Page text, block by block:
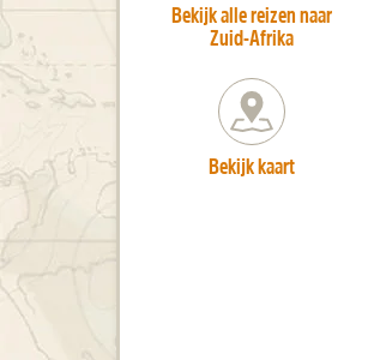
Bekijk alle reizen naar
Zuid-Afrika
Bekijk kaart